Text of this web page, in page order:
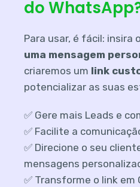
do
Para usar, é fácil: insira
uma mensagem
criaremos um link
potencializar as suas
✅ Gere mais Leads e
✅ Facilite a
✅ Direcione o seu
mensagens
✅ Transforme o link